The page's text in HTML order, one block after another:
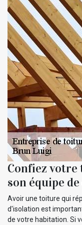
Confiez
son équipe
Avoir une toiture qui
d'isolation est
de votre habitation. Si